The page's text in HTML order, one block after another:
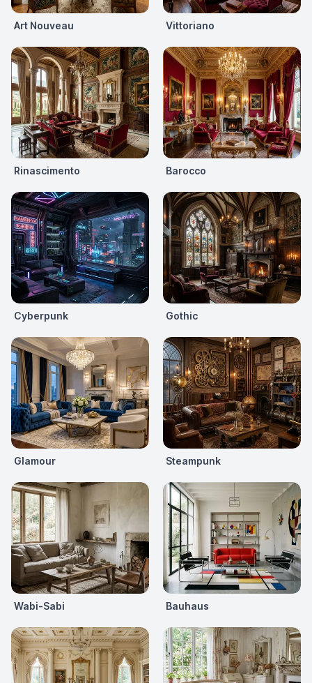
Art Nouveau Vittoriano
Rinascimento Barocco
Cyberpunk Gothic
Glamour Steampunk
Wabi-Sabi Bauhaus